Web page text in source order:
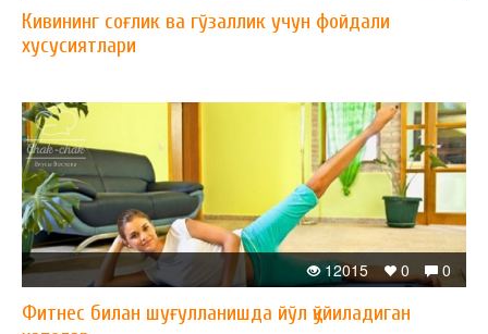
Кивининг соғлик ва гўзаллик учун фойдали
хусусиятлари
0
0
12015
Фитнес билан шуғулланишда йўл қўйиладиган